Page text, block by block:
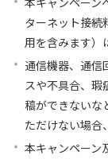
ターネット接続
用を含みます）
通信機器、通
スや不具合、
稿ができないな
ただけない場合
本キャンペーン